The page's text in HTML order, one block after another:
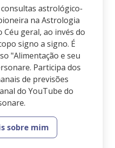
astrológico-
na Astrologia
geral, ao invés do
signo a signo. É
"Alimentação e seu
Participa dos
de previsões
do YouTube do
sobre mim